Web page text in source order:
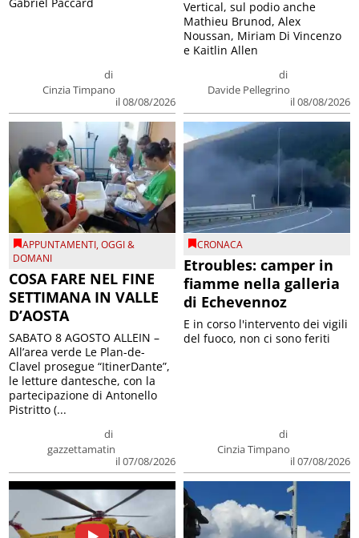
di
Cinzia Timpano
il 08/08/2026
di
Davide Pellegrino
il 08/08/2026
Vertical, sul podio anche
Mathieu Brunod, Alex
Noussan, Miriam Di Vincenzo
e Kaitlin Allen
APPUNTAMENTI,OGGI &
DOMANI
COSA FARE NEL FINE
SETTIMANA IN VALLE
D’AOSTA
di
gazzettamatin
il 07/08/2026
SABATO 8 AGOSTO ALLEIN –
All’area verde Le Plan-de-
Clavel prosegue “ItinerDante”,
le letture dantesche, con la
partecipazione di Antonello
Pistritto (...
CRONACA
Etroubles: camper in
fiamme nella galleria
di Echevennoz
di
Cinzia Timpano
il 07/08/2026
E in corso l'intervento dei vigili
del fuoco, non ci sono feriti